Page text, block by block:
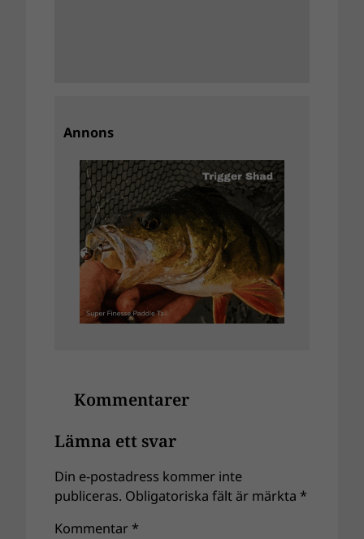
Annons
Kommentarer
Lämna ett svar
Din e-postadress kommer inte
publiceras. Obligatoriska fält är märkta *
Kommentar *